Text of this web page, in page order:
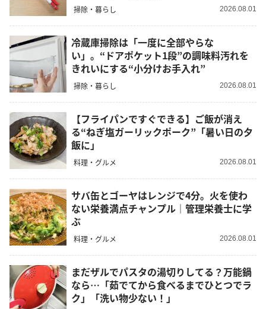
掃除・暮らし 2026.08.01
冷蔵庫掃除は「一度に全部やらな
い」。“ドアポケット1段”の調味料汚れを
きれいにする“小分けお手入れ”
掃除・暮らし 2026.08.01
【フライパンですぐできる】ご飯が消え
る“ねぎ塩ガーリックポーク”「暑い日の夕
飯に」
料理・グルメ 2026.08.01
サバ缶とゴーヤはレンジで4分。火を使わ
ない栄養満点チャンプル｜管理栄養士に学
ぶ
料理・グルメ 2026.08.01
まだザルでパスタの湯切りしてる？万能鍋
なら…「茹でてから食べるまでひとつでラ
ク」「洗い物少ない！」